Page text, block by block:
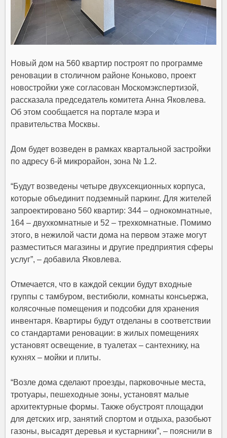
Новый дом на 560 квартир построят по программе
реновации в столичном районе Коньково, проект
новостройки уже согласован Москомэкспертизой,
рассказала председатель комитета Анна Яковлева.
Об этом сообщается на портале мэра и
правительства Москвы.
Дом будет возведен в рамках квартальной застройки
по адресу 6-й микрорайон, зона № 1.2.
“Будут возведены четыре двухсекционных корпуса,
которые объединит подземный паркинг. Для жителей
запроектировано 560 квартир: 344 – однокомнатные,
164 – двухкомнатные и 52 – трехкомнатные. Помимо
этого, в нежилой части дома на первом этаже могут
разместиться магазины и другие предприятия сферы
услуг”, – добавила Яковлева.
Отмечается, что в каждой секции будут входные
группы с тамбуром, вестибюли, комнаты консьержа,
колясочные помещения и подсобки для хранения
инвентаря. Квартиры будут отделаны в соответствии
со стандартами реновации: в жилых помещениях
установят освещение, в туалетах – сантехнику, на
кухнях – мойки и плиты.
“Возле дома сделают проезды, парковочные места,
тротуары, пешеходные зоны, установят малые
архитектурные формы. Также обустроят площадки
для детских игр, занятий спортом и отдыха, разобьют
газоны, высадят деревья и кустарники”, – пояснили в